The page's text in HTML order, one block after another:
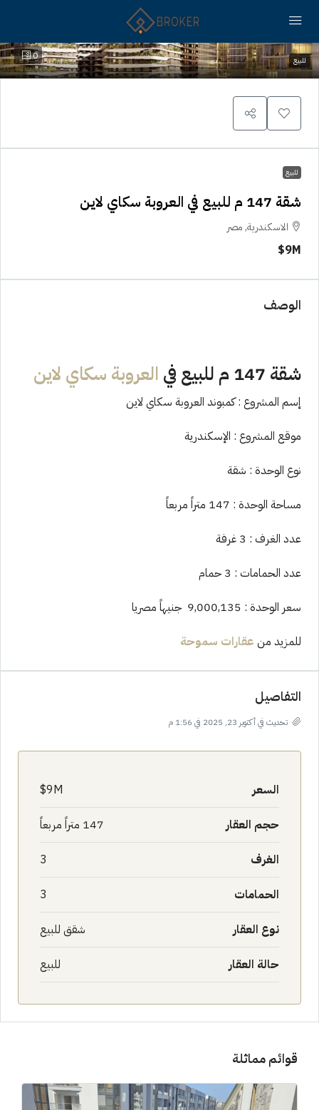
0 للبيع
للبيع
شقة 147 م للبيع في العروبة سكاي لاين
الاسكندرية, مصر
9M$
الوصف
شقة 147 م للبيع في العروبة سكاي لاين
إسم المشروع : كمبوند العروبة سكاي لاين
موقع المشروع : الإسكندرية
نوع الوحدة : شقة
مساحة الوحدة : 147 متراً مربعاً
عدد الغرف : 3 غرفة
عدد الحمامات : 3 حمام
سعر الوحدة : 9,000,135 جنيهاً مصريا
للمزيد من عقارات سموحة
التفاصيل
تحديث في أكتوبر 23, 2025 في 1:56 م
السعر 9M$
حجم العقار 147 متراً مربعاً
الغرف 3
الحمامات 3
نوع العقار شقق للبيع
حالة العقار للبيع
قوائم مماثلة